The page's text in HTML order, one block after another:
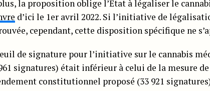
la proposition oblige l’Etat à légaliser le
d’ici le 1er avril 2022. Si l’initiative de
cependant, cette disposition spécifique ne
de signature pour l’initiative sur le cannabis
signatures) était inférieur à celui de la mesure
constitutionnel proposé (33 921